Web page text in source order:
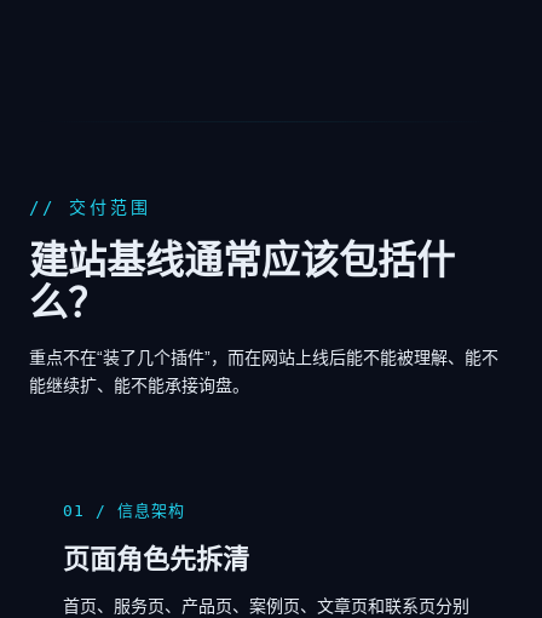
// 交付范围
建站基线通常应该包括什
么？
重点不在“装了几个插件”，而在网站上线后能不能被理解、能不
能继续扩、能不能承接询盘。
01 / 信息架构
页面角色先拆清
首页、服务页、产品页、案例页、文章页和联系页分别